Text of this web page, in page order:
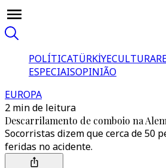
POLÍTICATÜRKİYECULTURA
ESPECIAISOPINIÃO
EUROPA
2 min de leitura
Descarrilamento de comboio na
Socorristas dizem que cerca de 50
feridas no acidente.